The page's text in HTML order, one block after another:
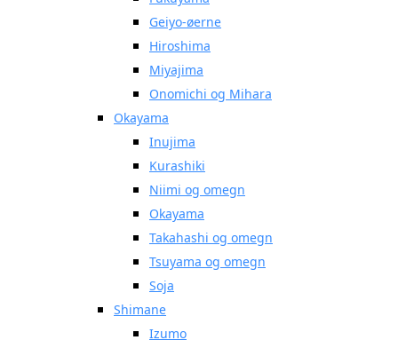
Geiyo-øerne
Hiroshima
Miyajima
Onomichi og Mihara
Okayama
Inujima
Kurashiki
Niimi og omegn
Okayama
Takahashi og omegn
Tsuyama og omegn
Soja
Shimane
Izumo